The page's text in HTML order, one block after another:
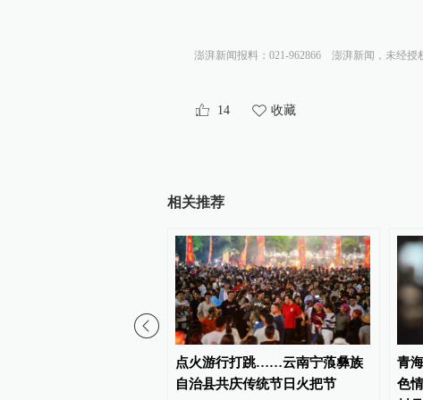
澎湃新闻报料：021-962866 澎湃新闻，未经授
14 收藏
相关推荐
点火游行打跳……云南宁蒗彝族
自治县共庆传统节日火把节
青
色